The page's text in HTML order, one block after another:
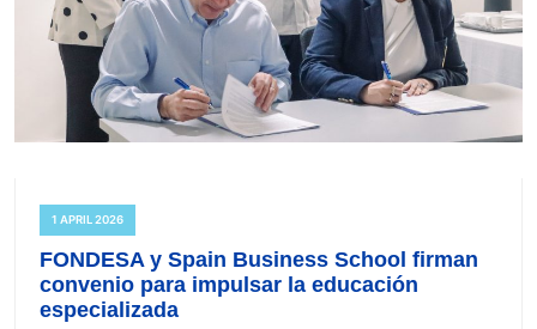
1 APRIL 2026
FONDESA y Spain Business School firman
convenio para impulsar la educación
especializada